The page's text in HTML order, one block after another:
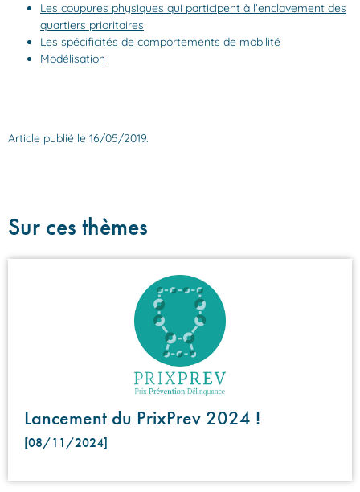
Les coupures physiques qui participent à l’enclavement des
quartiers prioritaires
Les spécificités de comportements de mobilité
Modélisation
Article publié le 16/05/2019.
Sur ces thèmes
Lancement du PrixPrev 2024 !
[08/11/2024]